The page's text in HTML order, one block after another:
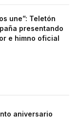
une”: Teletón
presentando
e himno oficial
aniversario